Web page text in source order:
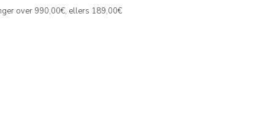
over 990,00€, ellers 189,00€